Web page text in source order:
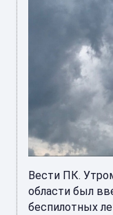
Вести ПК.
области был
беспилотных